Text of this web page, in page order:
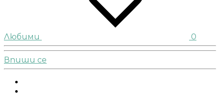
Любими 0
Впиши се